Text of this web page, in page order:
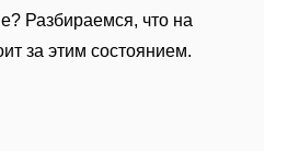
Разбираемся, что на
за этим состоянием.